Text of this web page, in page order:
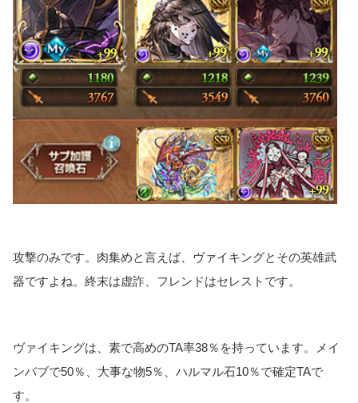
攻撃のみです。肉集めと言えば、ヴァイキングとその英雄武
器ですよね。終末は虚詐、フレンドはセレストです。
ヴァイキングは、素で高めのTA率38％を持っています。メイ
ンバブで50％、大事な物5％、ハルマル石10％で確定TAで
す。